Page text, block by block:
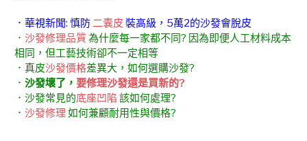
．華視新聞: 慎防 二囊皮 裝高級，5萬2的沙發會脫皮
． 沙發修理品質為什麼每一家都不同? 因為即便人工材料成本
相同，但工藝技術卻不一定相等
．真皮沙發價格差異大，如何選購沙發?
． 沙發壞了， 要修理沙發還是買新的?
．沙發常見的底座凹陷 該如何處理?
． 沙發修理 如何兼顧耐用性與價格?